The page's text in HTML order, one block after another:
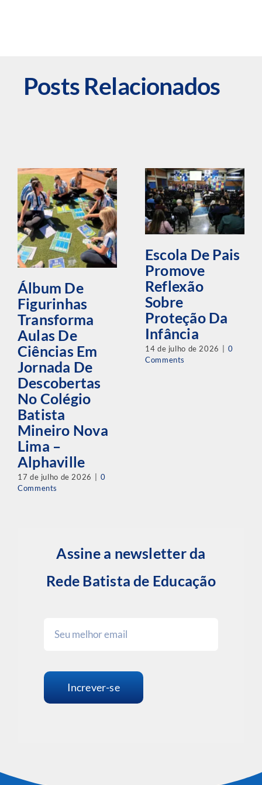
Álbum De
Figurinhas
Transforma
Aulas De
Ciências Em
Jornada De
Descobertas
No Colégio
Batista
Mineiro Nova
Lima –
Alphaville
17 de julho de 2026 | 0
Comments
Escola De Pais
Promove
Reflexão
Sobre
Proteção Da
Infância
14 de julho de 2026
Comments
Increver-se